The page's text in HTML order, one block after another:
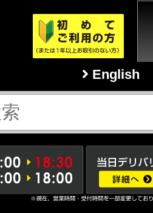
English